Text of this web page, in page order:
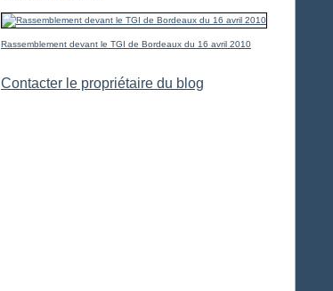
Rassemblement devant le TGI de Bordeaux du 16 avril 2010
Contacter le propriétaire du blog